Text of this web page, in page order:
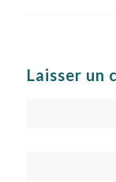
Laisser un